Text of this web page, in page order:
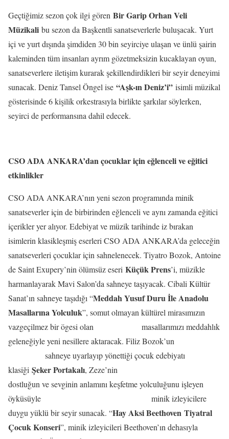
Geçtiğimiz sezon çok ilgi gören Bir Garip Orhan Veli
Müzikali bu sezon da Başkentli sanatseverlerle buluşacak. Yurt
içi ve yurt dışında şimdiden 30 bin seyirciye ulaşan ve ünlü şairin
kaleminden tüm insanları ayrım gözetmeksizin kucaklayan oyun,
sanatseverlere iletişim kurarak şekillendirdikleri bir seyir deneyimi
sunacak. Deniz Tansel Öngel ise “Aşk-ın Deniz’i” isimli müzikal
gösterisinde 6 kişilik orkestrasıyla birlikte şarkılar söylerken,
seyirci de performansına dahil edecek.
CSO ADA ANKARA’dan çocuklar için eğlenceli ve eğitici
etkinlikler
CSO ADA ANKARA’nın yeni sezon programında minik
sanatseverler için de birbirinden eğlenceli ve aynı zamanda eğitici
içerikler yer alıyor. Edebiyat ve müzik tarihinde iz bırakan
isimlerin klasikleşmiş eserleri CSO ADA ANKARA’da geleceğin
sanatseverleri çocuklar için sahnelenecek. Tiyatro Bozok, Antoine
de Saint Exupery’nin ölümsüz eseri Küçük Prens’i, müzikle
harmanlayarak Mavi Salon’da sahneye taşıyacak. Cibali Kültür
Sanat’ın sahneye taşıdığı “Meddah Yusuf Duru İle Anadolu
Masallarına Yolculuk”, somut olmayan kültürel mirasımızın
vazgeçilmez bir ögesi olan masallarımızı meddahlık
geleneğiyle yeni nesillere aktaracak. Filiz Bozok’un
sahneye uyarlayıp yönettiği çocuk edebiyatı
klasiği Şeker Portakalı, Zeze’nin
dostluğun ve sevginin anlamını keşfetme yolculuğunu işleyen
öyküsüyle minik izleyicilere
duygu yüklü bir seyir sunacak. “Hay Aksi Beethoven Tiyatral
Çocuk Konseri”, minik izleyicileri Beethoven’ın dehasıyla